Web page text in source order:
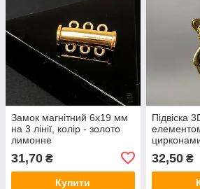
Замок магнітний 6х19 мм
на 3 лінії, колір - золото
лимонне
31,70 ₴
Купити
Підвіска
кристал,
32,50₴